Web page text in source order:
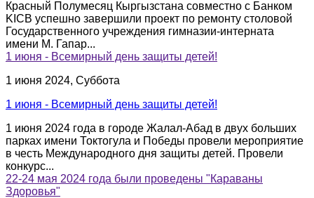
Красный Полумесяц Кыргызстана совместно с Банком
KICB успешно завершили проект по ремонту столовой
Государственного учреждения гимназии-интерната
имени М. Гапар...
1 июня - Всемирный день защиты детей!
1 июня 2024, Суббота
1 июня - Всемирный день защиты детей!
1 июня 2024 года в городе Жалал-Абад в двух больших
парках имени Токтогула и Победы провели мероприятие
в честь Международного дня защиты детей. Провели
конкурс...
22-24 мая 2024 года были проведены "Караваны
Здоровья"